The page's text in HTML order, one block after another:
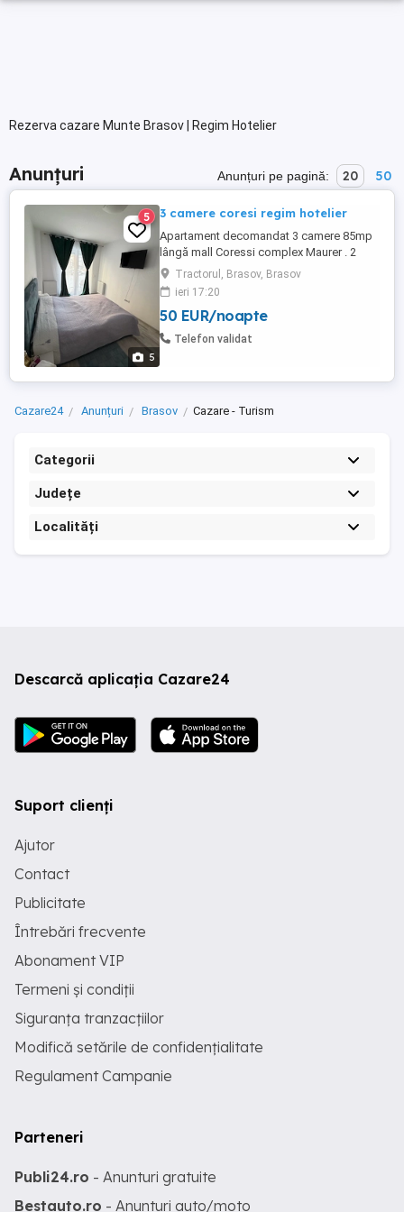
Rezerva cazare Munte Brasov | Regim Hotelier
Anunțuri Anunțuri pe pagină: 20 50
5
5 3 camere coresi regim hotelier
Apartament decomandat 3 camere 85mp
lângă mall Coressi complex Maurer . 2
dormitoare 1 living Bucătărie Balcon 2 bai.
Prețul este in funcție de numărul de zile de
cazare. Maxim 6 persoane Parcare gratuita
Contact la telefon sau whatapp
Tractorul, Brasov, Brasov
ieri 17:20
50 EUR/noapte
Telefon validat
Cazare24 Anunțuri Brasov Cazare - Turism
Categorii
Județe
Localități
Descarcă aplicația Cazare24
Suport clienți
Ajutor
Contact
Publicitate
Întrebări frecvente
Abonament VIP
Termeni și condiții
Siguranța tranzacțiilor
Modifică setările de confidențialitate
Regulament Campanie
Parteneri
Publi24.ro - Anunturi gratuite
Bestauto.ro - Anunturi auto/moto